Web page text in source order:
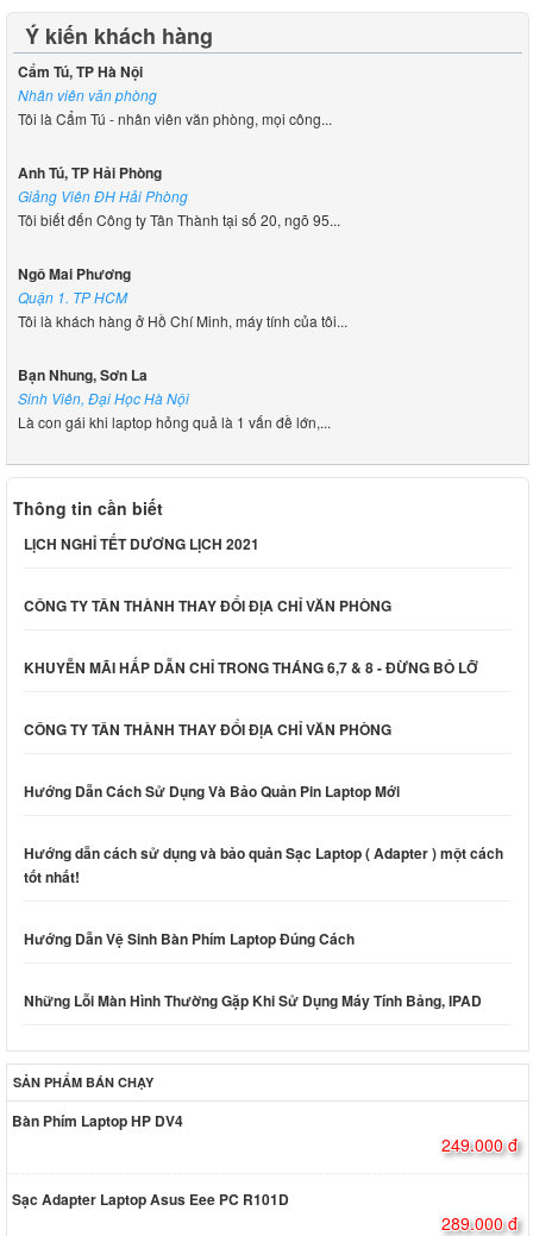
Ý kiến khách hàng
Cẩm Tú, TP Hà Nội
Nhân viên văn phòng
Tôi là Cẩm Tú - nhân viên văn phòng, mọi công...
Anh Tú, TP Hải Phòng
Giảng Viên ĐH Hải Phòng
Tôi biết đến Công ty Tân Thành tại số 20, ngõ 95...
Ngô Mai Phương
Quận 1. TP HCM
Tôi là khách hàng ở Hồ Chí Minh, máy tính của tôi...
Bạn Nhung, Sơn La
Sinh Viên, Đại Học Hà Nội
Là con gái khi laptop hỏng quả là 1 vấn đề lớn,...
Thông tin cần biết
LỊCH NGHỈ TẾT DƯƠNG LỊCH 2021
CÔNG TY TÂN THÀNH THAY ĐỔI ĐỊA CHỈ VĂN PHÒNG
KHUYỄN MÃI HẤP DẪN CHỈ TRONG THÁNG 6,7 & 8 - ĐỪNG BỎ LỠ
CÔNG TY TÂN THÀNH THAY ĐỔI ĐỊA CHỈ VĂN PHÒNG
Hướng Dẫn Cách Sử Dụng Và Bảo Quản Pin Laptop Mới
Hướng dẫn cách sử dụng và bảo quản Sạc Laptop ( Adapter ) một cách
tốt nhất!
Hướng Dẫn Vệ Sinh Bàn Phím Laptop Đúng Cách
Những Lỗi Màn Hình Thường Gặp Khi Sử Dụng Máy Tính Bảng, IPAD
SẢN PHẨM BÁN CHẠY
Bàn Phím Laptop HP DV4
249.000 đ
Sạc Adapter Laptop Asus Eee PC R101D
289.000 đ